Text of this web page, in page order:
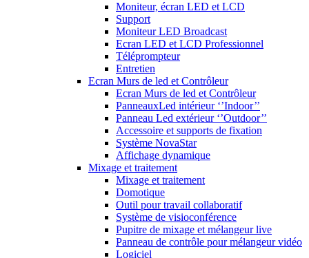
Moniteur, écran LED et LCD
Support
Moniteur LED Broadcast
Ecran LED et LCD Professionnel
Téléprompteur
Entretien
Ecran Murs de led et Contrôleur
Ecran Murs de led et Contrôleur
PanneauxLed intérieur ‘’Indoor’’
Panneau Led extérieur ‘’Outdoor’’
Accessoire et supports de fixation
Système NovaStar
Affichage dynamique
Mixage et traitement
Mixage et traitement
Domotique
Outil pour travail collaboratif
Système de visioconférence
Pupitre de mixage et mélangeur live
Panneau de contrôle pour mélangeur vidéo
Logiciel